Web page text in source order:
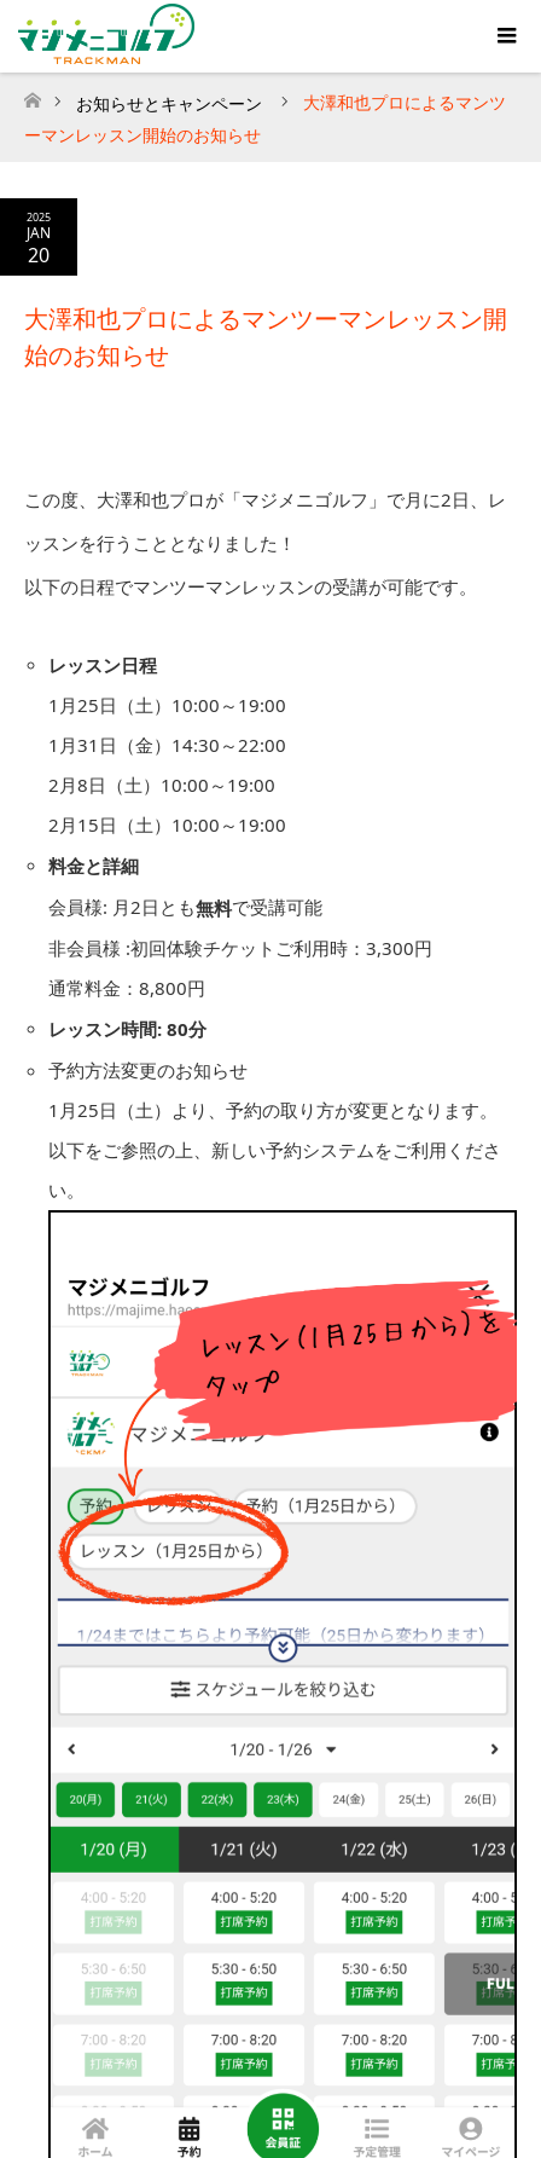
ホームお知らせとキャンペーン
大澤和也プロによるマンツ
ーマンレッスン開始のお知らせ
2025
JAN
20
大澤和也プロによるマンツーマンレッスン開
始のお知らせ
この度、大澤和也プロが「マジメニゴルフ」で月に2日、レ
ッスンを行うこととなりました！
以下の日程でマンツーマンレッスンの受講が可能です。
レッスン日程
1月25日（土）10:00～19:00
1月31日（金）14:30～22:00
2月8日（土）10:00～19:00
2月15日（土）10:00～19:00
料金と詳細
会員様: 月2日とも無料で受講可能
非会員様 :初回体験チケットご利用時：3,300円
通常料金：8,800円
レッスン時間: 80分
予約方法変更のお知らせ
1月25日（土）より、予約の取り方が変更となります。
以下をご参照の上、新しい予約システムをご利用くださ
い。